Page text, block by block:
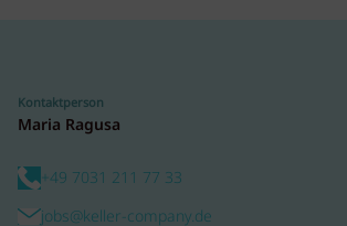
Kontaktperson
Maria Ragusa
+49 7031 211 77 33
jobs@keller-company.de